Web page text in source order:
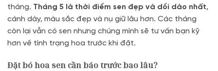
tháng. Tháng 5 là thời điểm sen đẹp và dồi dào nhất,
cánh dày, màu sắc đẹp và nụ giữ lâu hơn. Các tháng
còn lại vẫn có sen nhưng chúng mình sẽ tư vấn bạn kỹ
hơn về tình trạng hoa trước khi đặt.
Đặt bó hoa sen cần báo trước bao lâu?